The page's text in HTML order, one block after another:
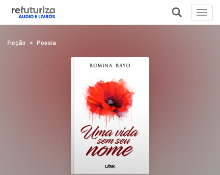
Ficção Poesia